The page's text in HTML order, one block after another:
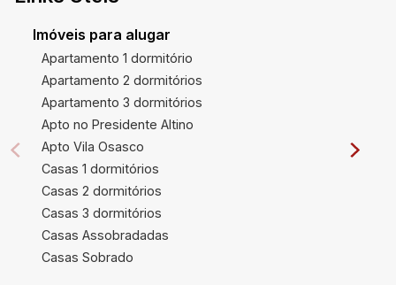
Imóveis para alugar
Apartamento 1 dormitório
Apartamento 2 dormitórios
Apartamento 3 dormitórios
Apto no Presidente Altino
Apto Vila Osasco
Casas 1 dormitórios
Casas 2 dormitórios
Casas 3 dormitórios
Casas Assobradadas
Casas Sobrado